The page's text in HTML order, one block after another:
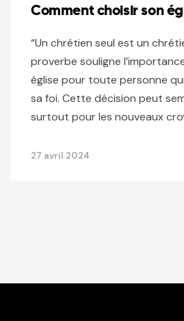
Comment choisir son
“Un chrétien seul est un
proverbe souligne
église pour toute personne
sa foi. Cette décision peut
surtout pour les nouveaux
27 avril 2024